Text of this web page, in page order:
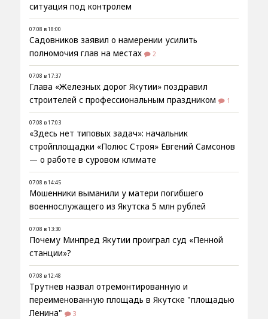
ситуация под контролем
07.08 в 18:00
Садовников заявил о намерении усилить
полномочия глав на местах
2
07.08 в 17:37
Глава «Железных дорог Якутии» поздравил
строителей с профессиональным праздником
1
07.08 в 17:03
«Здесь нет типовых задач»: начальник
стройплощадки «Полюс Строя» Евгений Самсонов
— о работе в суровом климате
07.08 в 14:45
Мошенники выманили у матери погибшего
военнослужащего из Якутска 5 млн рублей
07.08 в 13:30
Почему Минпред Якутии проиграл суд «Пенной
станции»?
07.08 в 12:48
Трутнев назвал отремонтированную и
переименованную площадь в Якутске "площадью
Ленина"
3